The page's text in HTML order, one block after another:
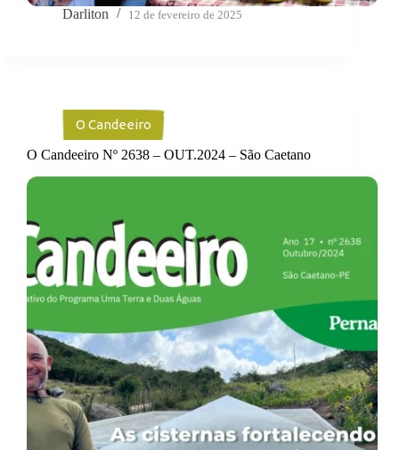
Darliton 12 de fevereiro de 2025
O Candeeiro
O Candeeiro Nº 2638 – OUT.2024 – São Caetano